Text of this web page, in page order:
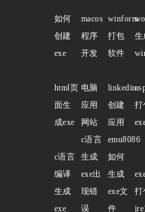
如何
创建
exe
macos
程序
开发
winform
打包
软件
生
html页
面生
成exe
电脑
应用
网站
linkedin
创建
应用
打
c语言
编译
生成
exe
c语言
生成
exe出
现错
误
emu8086
如何
生成
exe文
件
打